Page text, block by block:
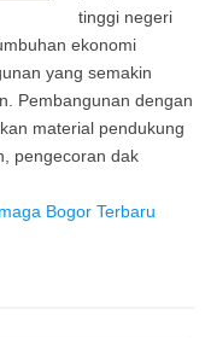
tinggi negeri
ekonomi
yang semakin
Pembangunan dengan
material pendukung
pengecoran dak
Bogor Terbaru